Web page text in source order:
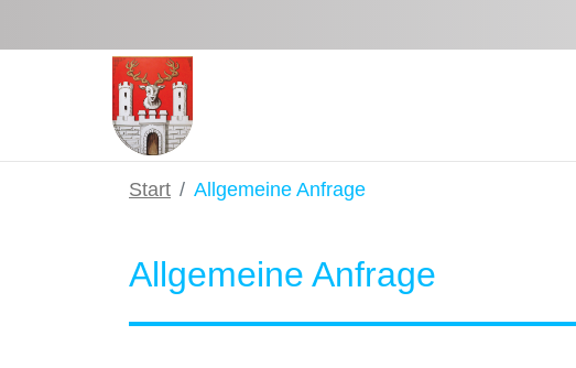
Start Allgemeine Anfrage
Allgemeine Anfrage